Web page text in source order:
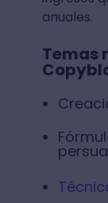
anuales.
Temas